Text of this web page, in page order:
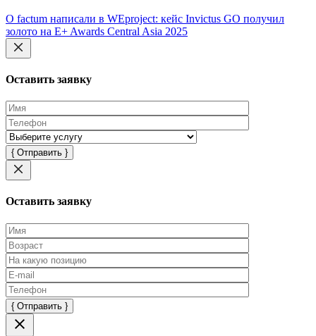
О factum написали в WEproject: кейс Invictus GO получил
золото на E+ Awards Central Asia 2025
Оставить заявку
Оставьте
это
поле
Оставить заявку
Оставьте
это
поле